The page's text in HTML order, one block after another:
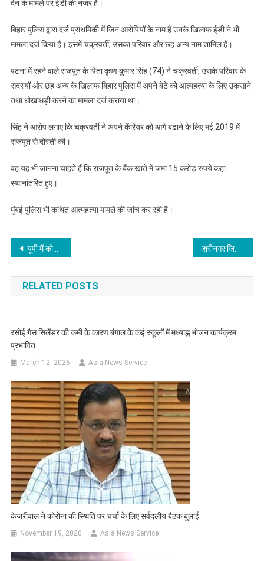
देन के मामले पर ईडी की नजर है।
बिहार पुलिस द्वारा दर्ज प्राथमिकी में जिन आरोपियों के नाम हैं उनके खिलाफ ईडी ने भी
मामला दर्ज किया है। इसमें चक्रवर्ती, उसका परिवार और छह अन्य नाम शामिल हैं।
पटना में रहने वाले राजपूत के पिता कृष्ण कुमार सिंह (74) ने चक्रवर्ती, उसके परिवार के
सदस्यों ओर छह अन्य के खिलाफ बिहार पुलिस में अपने बेटे को आत्महत्या के लिए उकसाने
तथा धोखाधड़ी करने का मामला दर्ज कराया था।
सिंह ने आरोप लगाए कि चक्रवर्ती ने अपने कॅरियर को आगे बढ़ाने के लिए मई 2019 में
राजपूत से दोस्ती की।
वह यह भी जानना चाहते हैं कि राजपूत के बैंक खाते में जमा 15 करोड़ रुपये कहां
स्थानांतरित हुए।
मुंबई पुलिस भी कथित आत्महत्या मामले की जांच कर रही है।
Post
navigation
यूपी में कोरोना के 4473 नए मामले, कुल संक्रमितों की संख्या 97 हजार के पार
RELATED POSTS
रसोई गैस सिलेंडर की कमी के कारण बंगाल के कई स्कूलों में मध्याह्न भोजन कार्यक्रम
प्रभावित
March 12, 2026 Asia News Service
केजरीवाल ने कोरोना की स्थिति पर चर्चा के लिए सर्वदलीय बैठक बुलाई
November 19, 2020 Asia News Service